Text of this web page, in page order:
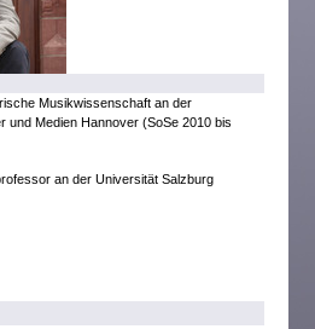
Musikwissenschaft an der
und Medien Hannover (SoSe 2010 bis
an der Universität Salzburg